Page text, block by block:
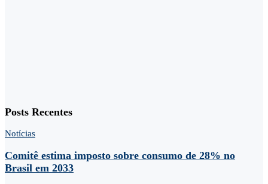
Posts Recentes
Notícias
Comitê estima imposto sobre consumo de 28% no
Brasil em 2033